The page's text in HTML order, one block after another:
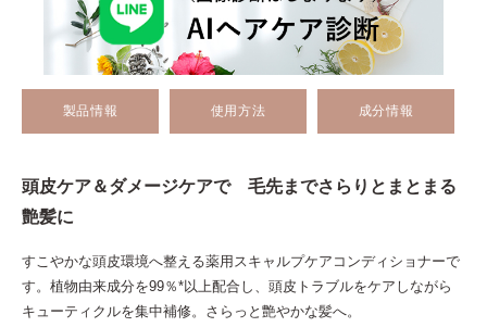
製品情報 使用方法 成分情報
頭皮ケア＆ダメージケアで 毛先までさらりとまとまる
艶髪に
すこやかな頭皮環境へ整える薬用スキャルプケアコンディショナーで
す。植物由来成分を99％*以上配合し、頭皮トラブルをケアしながら
キューティクルを集中補修。さらっと艶やかな髪へ。